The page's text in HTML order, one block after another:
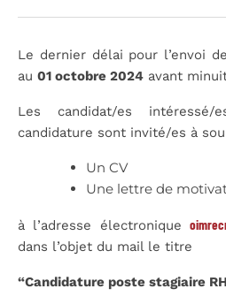
Le dernier délai pour l’envoi
au 01 octobre 2024 avant
Les candidat/es
candidature sont invité/es à
Un CV
Une lettre de
à l’adresse électronique
dans l’objet du mail le titre
“Candidature poste stagiaire RH